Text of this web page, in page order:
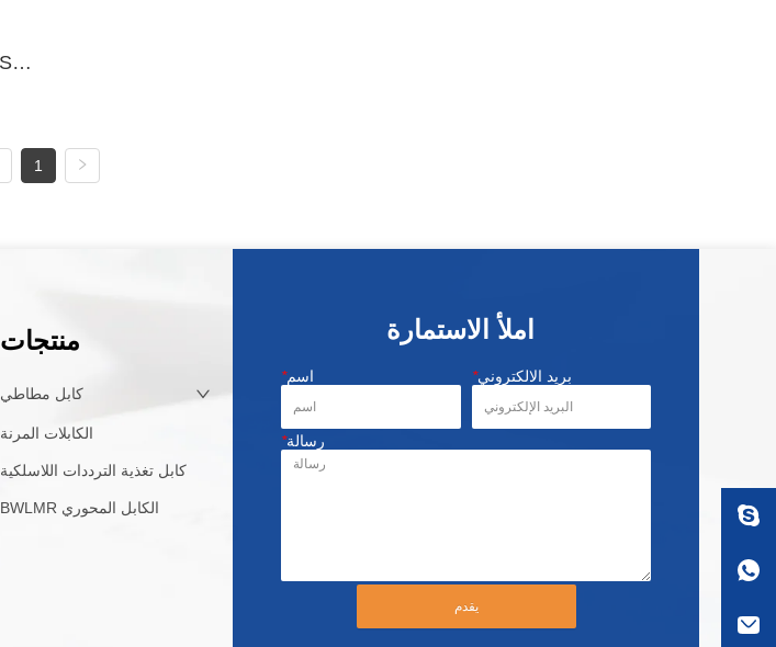
1
منتجات
كابل مطاطي
الكابلات المرنة
كابل تغذية الترددات اللاسلكية
BWLMR الكابل المحوري
املأ الاستمارة
*اسم *بريد الالكتروني
*رسالة
يقدم